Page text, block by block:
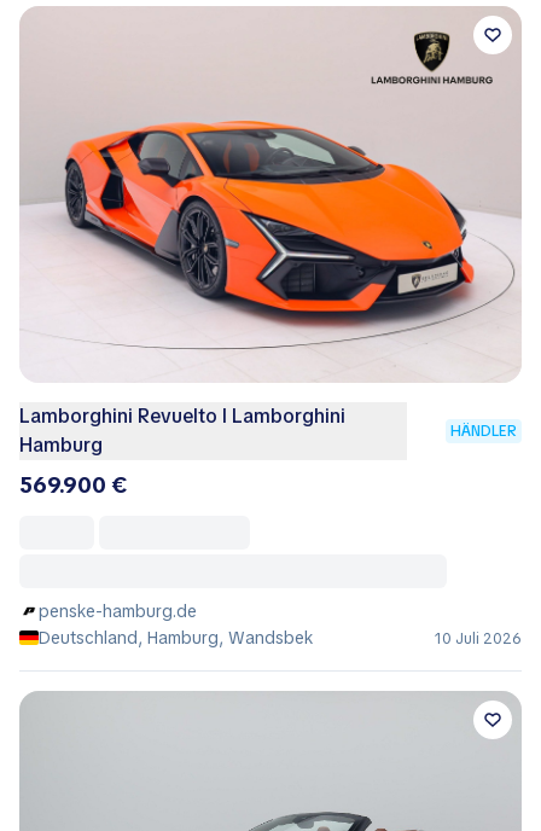
Lamborghini Revuelto I Lamborghini
Hamburg
HÄNDLER
569.900 €
penske-hamburg.de
Deutschland, Hamburg, Wandsbek
10 Juli 2026